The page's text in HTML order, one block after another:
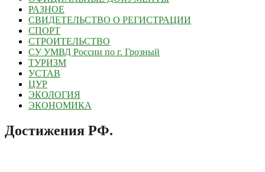
РАЗНОЕ
СВИДЕТЕЛЬСТВО О РЕГИСТРАЦИИ
СПОРТ
СТРОИТЕЛЬСТВО
СУ УМВД России по г. Грозный
ТУРИЗМ
УСТАВ
ЦУР
ЭКОЛОГИЯ
ЭКОНОМИКА
Достижения РФ.